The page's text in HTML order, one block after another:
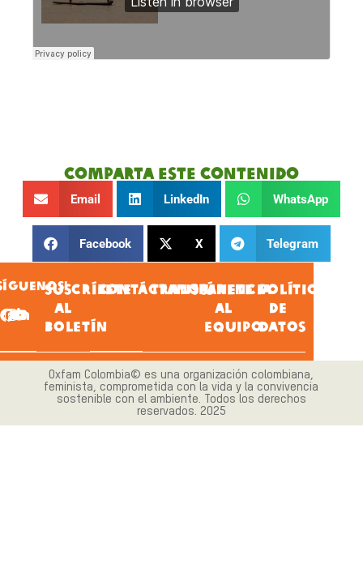
Comparta este contenido
Email LinkedIn WhatsApp
Facebook X Telegram
SUSCRÍBETE
AL
BOLETÍN
CONTÁCTANOS
TRANSPARENCIA
ÚNETE
AL
EQUIPO
POLÍTICA
DE
DATOS
Oxfam Colombia© es una organización colombiana,
feminista, comprometida con la vida y la convivencia
sostenible con el ambiente. Todos los derechos
reservados. 2025